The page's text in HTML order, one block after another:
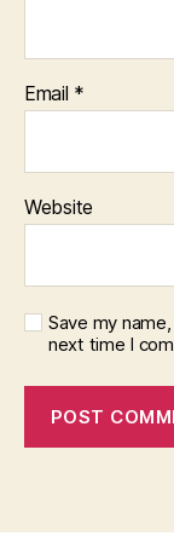
Email *
Website
Save my
next time I